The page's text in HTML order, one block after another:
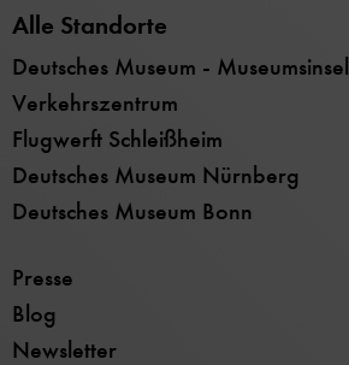
Alle Standorte
Deutsches Museum - Museumsinsel
Verkehrszentrum
Flugwerft Schleißheim
Deutsches Museum Nürnberg
Deutsches Museum Bonn
Presse
Blog
Newsletter